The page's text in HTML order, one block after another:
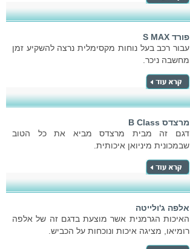
פורד S MAX
עבור רכב בעל נוחות מקסימלית נרצה להשקיע זמן
מחשבה ניכר.
מרצדס B Class
דגם זה מבית מרצדס מביא את כל הטוב
שבמכונית מיניואן איכותית.
אלפה ג'ולייטה
האיכות הגרמנית אשר מוצעת בדגם זה של אלפה
רומיאו, מציגה איכות ונוכחות על הכביש.